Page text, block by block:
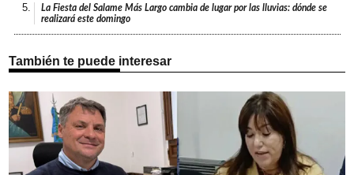
5.
La Fiesta del Salame Más Largo cambia de lugar por las lluvias: dónde se
realizará este domingo
También te puede interesar